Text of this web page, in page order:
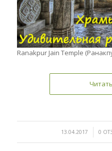
Ranakpur Jain Temple
13.04.2017
/ 0
/